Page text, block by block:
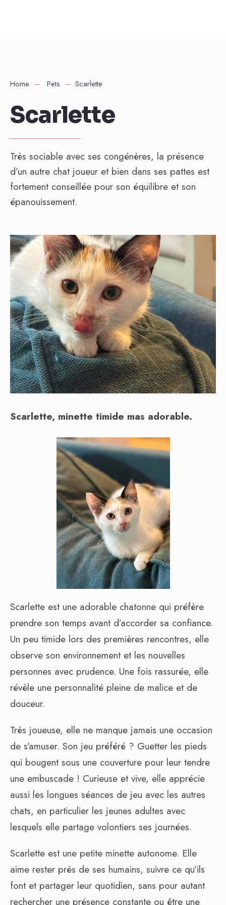
Home Pets Scarlette
Scarlette
Très sociable avec ses congénères, la présence
d’un autre chat joueur et bien dans ses pattes est
fortement conseillée pour son équilibre et son
épanouissement.
Scarlette, minette timide mas adorable.
Scarlette est une adorable chatonne qui préfère
prendre son temps avant d’accorder sa confiance.
Un peu timide lors des premières rencontres, elle
observe son environnement et les nouvelles
personnes avec prudence. Une fois rassurée, elle
révèle une personnalité pleine de malice et de
douceur.
Très joueuse, elle ne manque jamais une occasion
de s’amuser. Son jeu préféré ? Guetter les pieds
qui bougent sous une couverture pour leur tendre
une embuscade ! Curieuse et vive, elle apprécie
aussi les longues séances de jeu avec les autres
chats, en particulier les jeunes adultes avec
lesquels elle partage volontiers ses journées.
Scarlette est une petite minette autonome. Elle
aime rester près de ses humains, suivre ce qu’ils
font et partager leur quotidien, sans pour autant
rechercher une présence constante ou être une